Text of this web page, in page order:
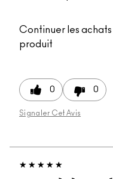
Continuer les achats
produit
0 0
Signaler Cet Avis